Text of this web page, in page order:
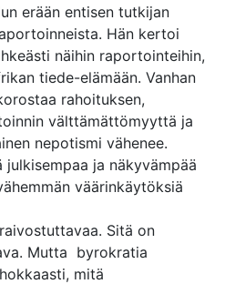
erään entisen tutkijan
Hän kertoi
näihin raportointeihin,
tiede-elämään. Vanhan
rahoituksen,
välttämättömyyttä ja
nepotismi vähenee.
ja näkyvämpää
väärinkäytöksiä
Sitä on
Mutta byrokratia
mitä